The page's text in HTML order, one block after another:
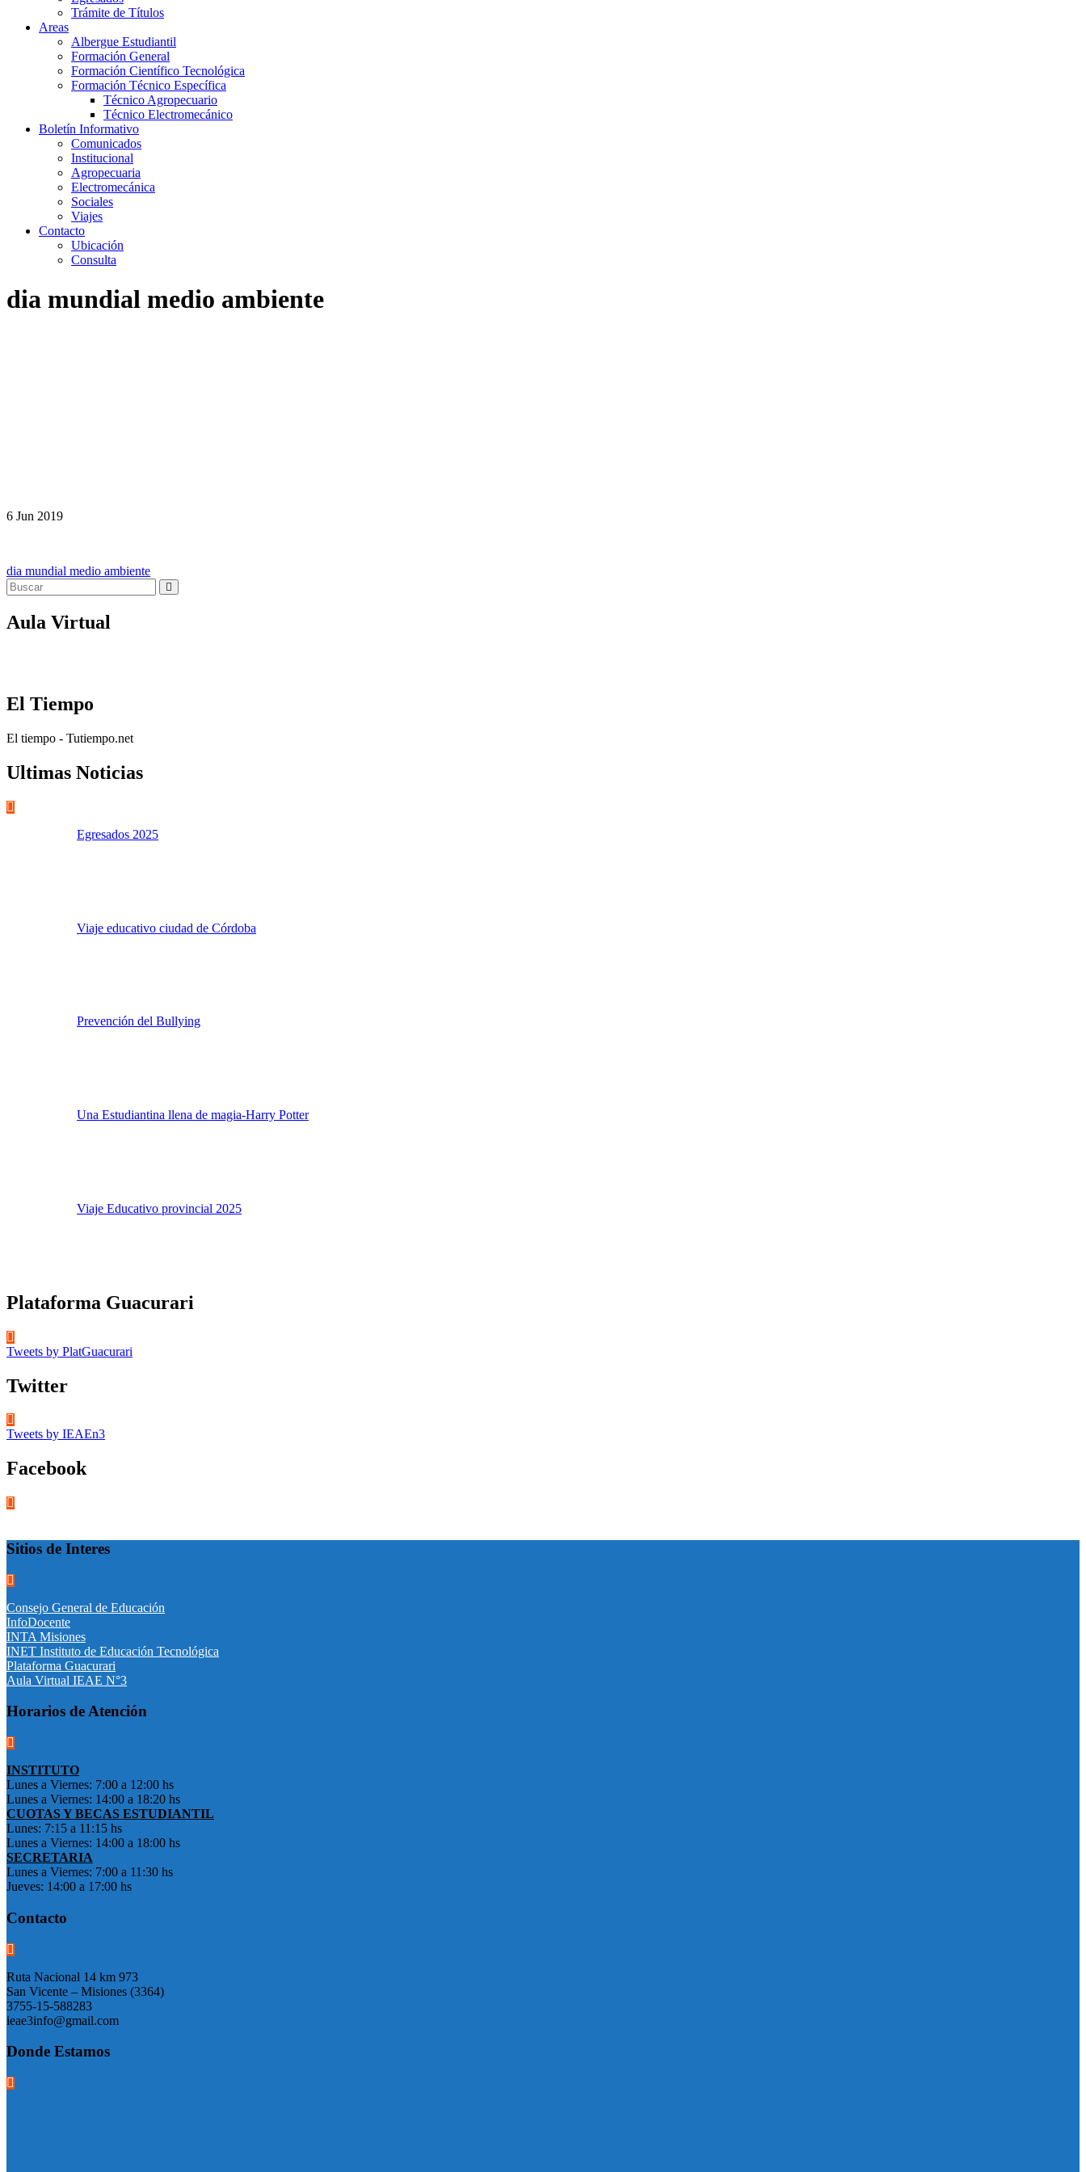
Trámite de Títulos
Areas
Albergue Estudiantil
Formación General
Formación Científico Tecnológica
Formación Técnico Específica
Técnico Agropecuario
Técnico Electromecánico
Boletín Informativo
Comunicados
Institucional
Agropecuaria
Electromecánica
Sociales
Viajes
Contacto
Ubicación
Consulta
dia mundial medio ambiente
6 Jun 2019
Navegación
de
entradas
dia mundial medio ambiente
Aula Virtual
El Tiempo
El tiempo - Tutiempo.net
Ultimas Noticias
Egresados 2025
Viaje educativo ciudad de Córdoba
Prevención del Bullying
Una Estudiantina llena de magia-Harry Potter
Viaje Educativo provincial 2025
Plataforma Guacurari
Tweets by PlatGuacurari
Twitter
Tweets by IEAEn3
Facebook
Sitios de Interes
Consejo General de Educación
InfoDocente
INTA Misiones
INET Instituto de Educación Tecnológica
Plataforma Guacurari
Aula Virtual IEAE N°3
Horarios de Atención
INSTITUTO
Lunes a Viernes: 7:00 a 12:00 hs
Lunes a Viernes: 14:00 a 18:20 hs
CUOTAS Y BECAS ESTUDIANTIL
Lunes: 7:15 a 11:15 hs
Lunes a Viernes: 14:00 a 18:00 hs
SECRETARIA
Lunes a Viernes: 7:00 a 11:30 hs
Jueves: 14:00 a 17:00 hs
Contacto
Ruta Nacional 14 km 973
San Vicente – Misiones (3364)
3755-15-588283
ieae3info@gmail.com
Donde Estamos